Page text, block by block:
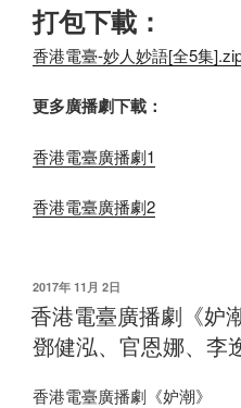
打包下載：
香港電臺-妙人妙語[全5集
更多廣播劇下載：
香港電臺廣播劇1
香港電臺廣播劇2
发
布
于
2017年 11月 2日
香港電臺廣播劇《妒
鄧健泓、官恩娜、李
香港電臺廣播劇《妒潮》